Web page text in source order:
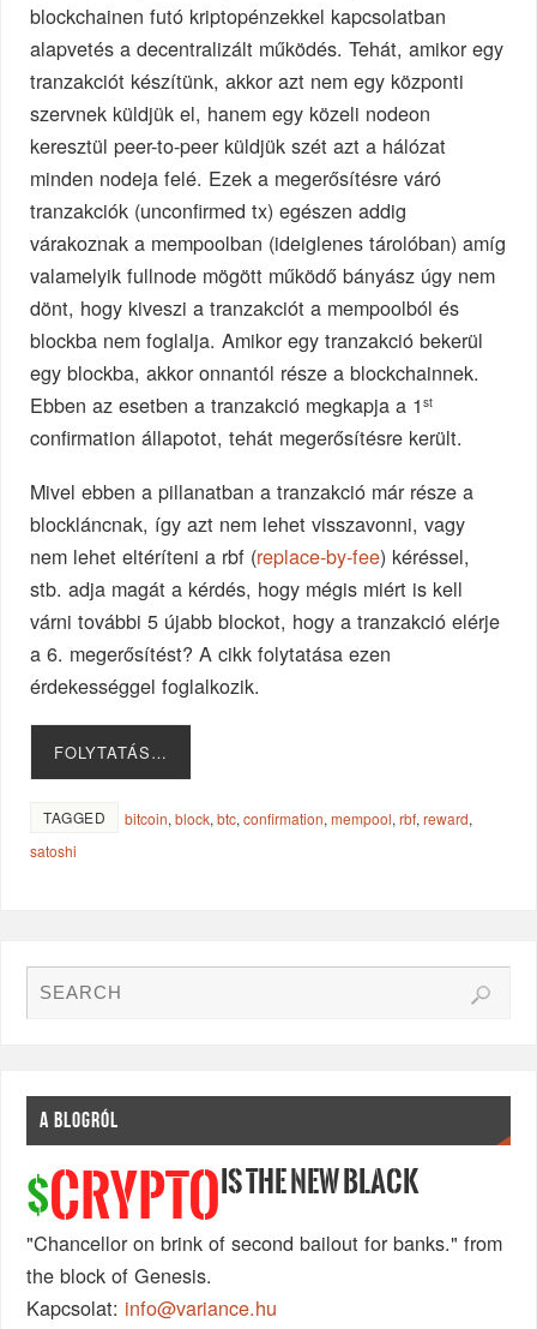
blockchainen futó kriptopénzekkel kapcsolatban
alapvetés a decentralizált működés. Tehát, amikor egy
tranzakciót készítünk, akkor azt nem egy központi
szervnek küldjük el, hanem egy közeli nodeon
keresztül peer-to-peer küldjük szét azt a hálózat
minden nodeja felé. Ezek a megerősítésre váró
tranzakciók (unconfirmed tx) egészen addig
várakoznak a mempoolban (ideiglenes tárolóban) amíg
valamelyik fullnode mögött működő bányász úgy nem
dönt, hogy kiveszi a tranzakciót a mempoolból és
blockba nem foglalja. Amikor egy tranzakció bekerül
egy blockba, akkor onnantól része a blockchainnek.
Ebben az esetben a tranzakció megkapja a 1st
confirmation állapotot, tehát megerősítésre került.
Mivel ebben a pillanatban a tranzakció már része a
blockláncnak, így azt nem lehet visszavonni, vagy
nem lehet eltéríteni a rbf (replace-by-fee) kéréssel,
stb. adja magát a kérdés, hogy mégis miért is kell
várni további 5 újabb blockot, hogy a tranzakció elérje
a 6. megerősítést? A cikk folytatása ezen
érdekességgel foglalkozik.
FOLYTATÁS…
TAGGED bitcoin,block,btc,confirmation,mempool,rbf,reward,
satoshi
A BLOGRÓL
$CRYPTO IS THE NEW BLACK
"Chancellor on brink of second bailout for banks." from
the block of Genesis.
Kapcsolat: info@variance.hu